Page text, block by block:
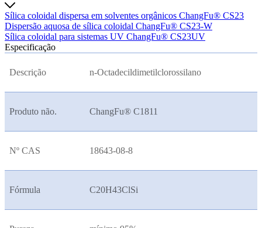
Sílica coloidal dispersa em solventes orgânicos ChangFu® CS23
Dispersão aquosa de sílica coloidal ChangFu® CS23-W
Sílica coloidal para sistemas UV ChangFu® CS23UV
Especificação
Descrição n-Octadecildimetilclorossilano
Produto não. ChangFu® C1811
Nº CAS 18643-08-8
Fórmula C20H43ClSi